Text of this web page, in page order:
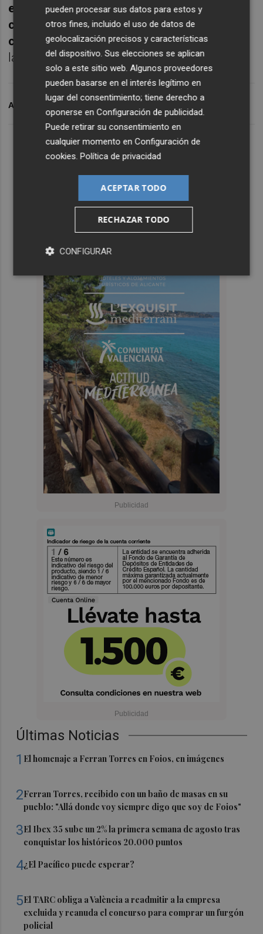
Últimas Noticias
1 El homenaje a Ferran Torres en Foios, en imágenes
2Ferran Torres, recibido con un baño de masas en su
pueblo: "Allá donde voy siempre digo que soy de Foios"
3El Ibex 35 sube un 2% la primera semana de agosto tras
conquistar los históricos 20.000 puntos
4¿El Pacífico puede esperar?
5El TARC obliga a València a readmitir a la empresa
excluida y reanuda el concurso para comprar un furgón
policial
existentes disponibles que exceden la
consideración de la oferta y todos los
costos de transacción asociados", asegura
la empresa.
ARCHIVADO EN
pueden procesar sus datos para estos y
otros fines, incluido el uso de datos de
geolocalización precisos y características
del dispositivo. Sus elecciones se aplican
solo a este sitio web. Algunos proveedores
pueden basarse en el interés legítimo en
lugar del consentimiento; tiene derecho a
oponerse enConfiguración de publicidad.
Puede retirar su consentimiento en
cualquier momento enConfiguración de
cookies.Política de privacidad
ACEPTAR TODO
RECHAZAR TODO
CONFIGURAR